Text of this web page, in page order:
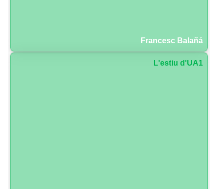
Francesc Balañá
L'estiu d'UA1